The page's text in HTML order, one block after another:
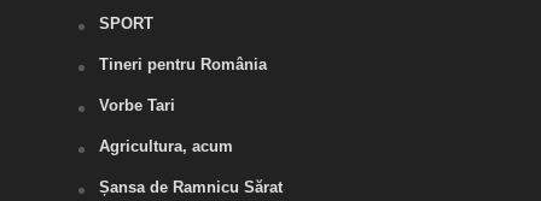
SPORT
Tineri pentru România
Vorbe Tari
Agricultura, acum
Șansa de Ramnicu Sărat